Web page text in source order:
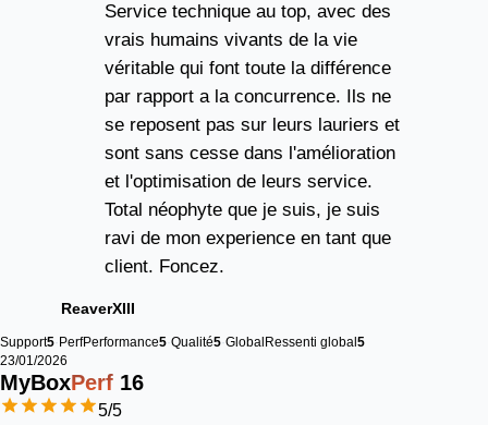
Service technique au top, avec des
vrais humains vivants de la vie
véritable qui font toute la différence
par rapport a la concurrence. Ils ne
se reposent pas sur leurs lauriers et
sont sans cesse dans l'amélioration
et l'optimisation de leurs service.
Total néophyte que je suis, je suis
ravi de mon experience en tant que
client. Foncez.
ReaverXIII
Support5 PerfPerformance5 Qualité5 Global Ressenti global 5
23/01/2026
MyBoxPerf 16
5/5